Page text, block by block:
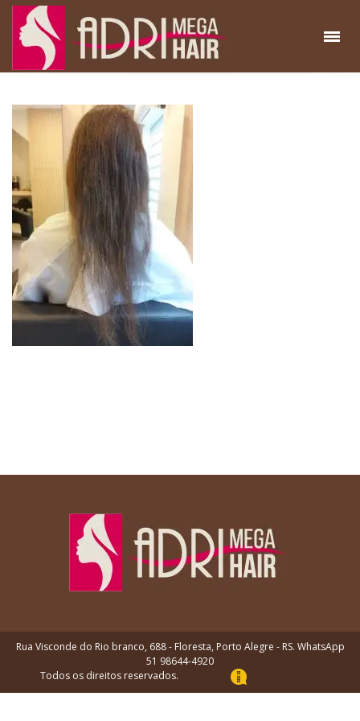
Rua Visconde do Rio branco, 688 - Floresta, Porto Alegre - RS. WhatsApp
51 98644-4920
Todos os direitos reservados.